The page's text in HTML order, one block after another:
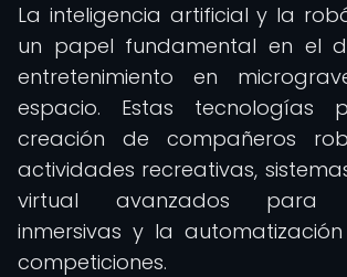
La inteligencia artificial y la
un papel fundamental en el
entretenimiento en
espacio. Estas tecnologías
creación de compañeros
actividades recreativas,
virtual avanzados para
inmersivas y la
competiciones.